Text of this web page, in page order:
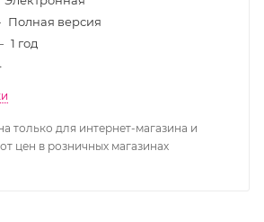
Полная версия
1 год
только для интернет-магазина и
цен в розничных магазинах